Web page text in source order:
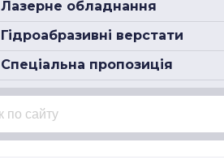
Лазерне обладнання
Гідроабразивні верстати
Спеціальна пропозиція